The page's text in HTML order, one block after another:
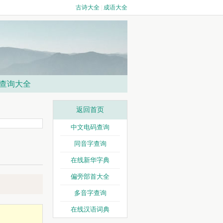
古诗大全 成语大全
询大全
返回首页
中文电码查询
同音字查询
在线新华字典
偏旁部首大全
多音字查询
在线汉语词典